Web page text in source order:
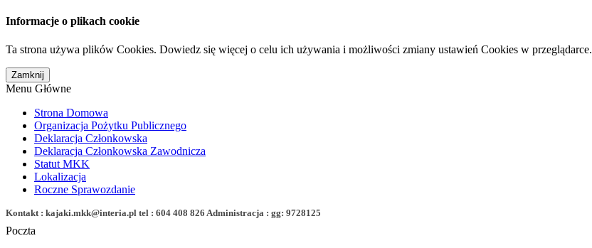
Informacje o plikach cookie
Ta strona używa plików Cookies. Dowiedz się więcej o celu ich używania i możliwości zmiany ustawień Cookies w przeglądarce.
Menu Główne
Strona Domowa
Organizacja Pożytku Publicznego
Deklaracja Członkowska
Deklaracja Członkowska Zawodnicza
Statut MKK
Lokalizacja
Roczne Sprawozdanie
Kontakt : kajaki.mkk@interia.pl tel : 604 408 826 Administracja : gg: 9728125
Poczta